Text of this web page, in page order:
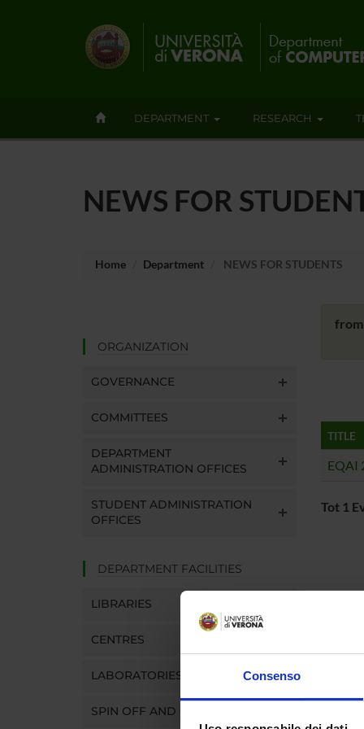
Consenso
DEPARTMENT RESEARCH
NEWS FOR
Home Department NEWS FOR STUDENTS
ORGANIZATION
GOVERNANCE
COMMITTEES
DEPARTMENT
ADMINISTRATION OFFICES
STUDENT ADMINISTRATION
OFFICES
DEPARTMENT FACILITIES
LIBRARIES
CENTRES
LABORATORIES
SPIN OFF AND COMPANIES
from
TITLE
EQAI
Tot 1